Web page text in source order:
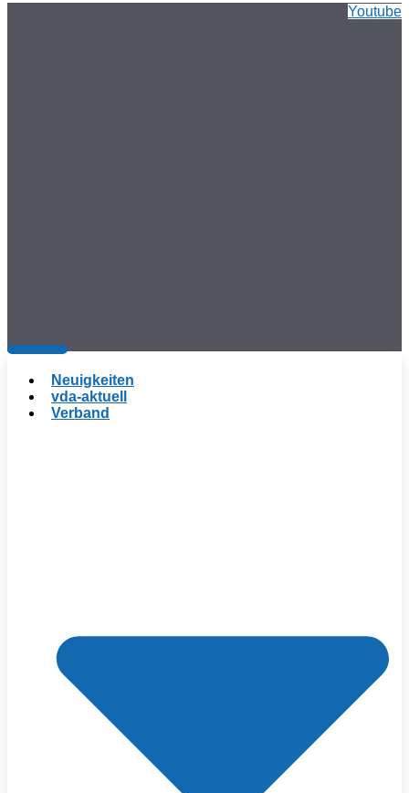
Youtube
Neuigkeiten
vda-aktuell
Verband